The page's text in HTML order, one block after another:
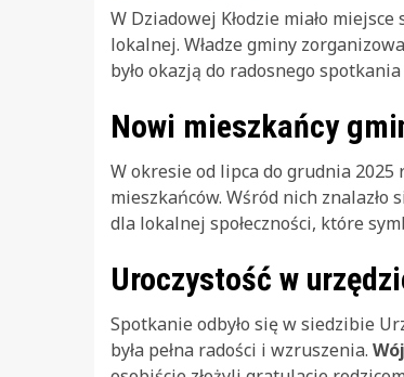
W Dziadowej Kłodzie miało
lokalnej. Władze gminy
było okazją do radosnego
Nowi mieszkańcy
W okresie od lipca do grudnia 2025
mieszkańców. Wśród nich znalazło
dla lokalnej społeczności, które
Uroczystość w
Spotkanie odbyło się w siedzibie
była pełna radości i wzruszenia.